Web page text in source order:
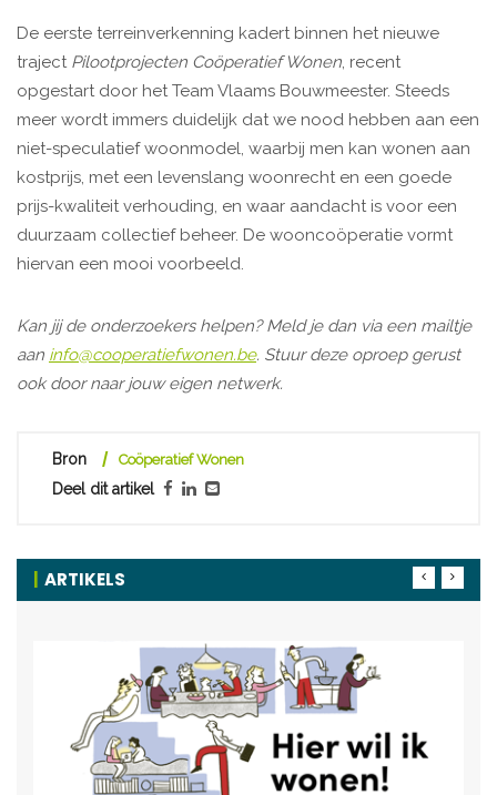
De eerste terreinverkenning kadert binnen het nieuwe
traject Pilootprojecten Coöperatief Wonen, recent
opgestart door het Team Vlaams Bouwmeester. Steeds
meer wordt immers duidelijk dat we nood hebben aan een
niet-speculatief woonmodel, waarbij men kan wonen aan
kostprijs, met een levenslang woonrecht en een goede
prijs-kwaliteit verhouding, en waar aandacht is voor een
duurzaam collectief beheer. De wooncoöperatie vormt
hiervan een mooi voorbeeld.
Kan jij de onderzoekers helpen? Meld je dan via een mailtje
aan info@cooperatiefwonen.be. Stuur deze oproep gerust
ook door naar jouw eigen netwerk.
Bron Coöperatief Wonen
Deel dit artikel
ARTIKELS